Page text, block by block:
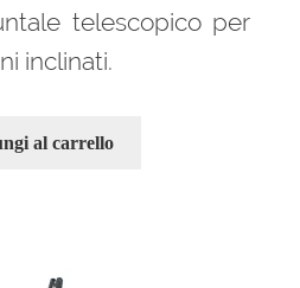
telescopico per
inclinati.
al carrello